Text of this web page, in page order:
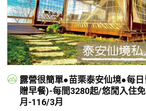
露營很簡單●苗栗泰安仙境●每
贈早餐)-每間3280起/悠閒入住
月-116/3月